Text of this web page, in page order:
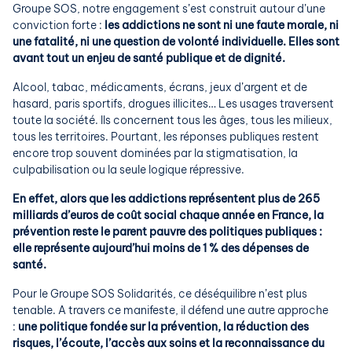
Groupe SOS, notre engagement s’est construit autour d’une
conviction forte : les addictions ne sont ni une faute morale, ni
une fatalité, ni une question de volonté individuelle. Elles sont
avant tout un enjeu de santé publique et de dignité.
Alcool, tabac, médicaments, écrans, jeux d’argent et de
hasard, paris sportifs, drogues illicites… Les usages traversent
toute la société. Ils concernent tous les âges, tous les milieux,
tous les territoires. Pourtant, les réponses publiques restent
encore trop souvent dominées par la stigmatisation, la
culpabilisation ou la seule logique répressive.
En effet, alors que les addictions représentent plus de 265
milliards d’euros de coût social chaque année en France, la
prévention reste le parent pauvre des politiques publiques :
elle représente aujourd’hui moins de 1 % des dépenses de
santé.
Pour le Groupe SOS Solidarités, ce déséquilibre n’est plus
tenable. A travers ce manifeste, il défend une autre approche
: une politique fondée sur la prévention, la réduction des
risques, l’écoute, l’accès aux soins et la reconnaissance du